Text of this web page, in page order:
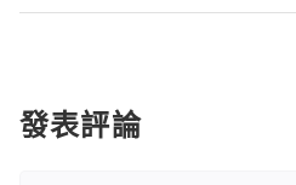
發表評論